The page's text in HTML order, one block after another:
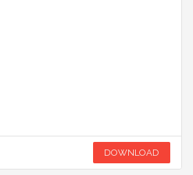
DOWNLOAD